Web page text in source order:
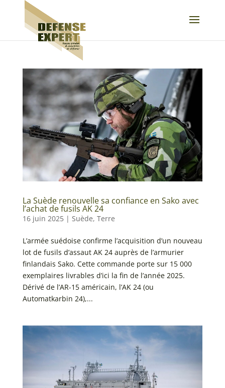
La Suède renouvelle sa confiance en Sako avec
l’achat de fusils AK 24
16 juin 2025| Suède, Terre
L’armée suédoise confirme l’acquisition d’un nouveau
lot de fusils d’assaut AK 24 auprès de l’armurier
finlandais Sako. Cette commande porte sur 15 000
exemplaires livrables d’ici la fin de l’année 2025.
Dérivé de l’AR-15 américain, l’AK 24 (ou
Automatkarbin 24),...